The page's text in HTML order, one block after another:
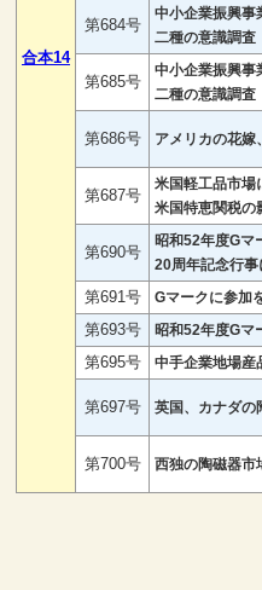
合本14
第684号
中小企業振興事
二種の意識調査
第685号
中小企業振興事
二種の意識調
第686号 アメリカの花嫁
第687号
米国軽工品市
米国特恵関税の
第690号
昭和52年度Gマ
20周年記念行事
第691号
Gマークに参加
第693号
昭和52年度Gマ
第695号
中手企業地場産
第697号 英国、カナダの
第700号 西独の陶磁器市